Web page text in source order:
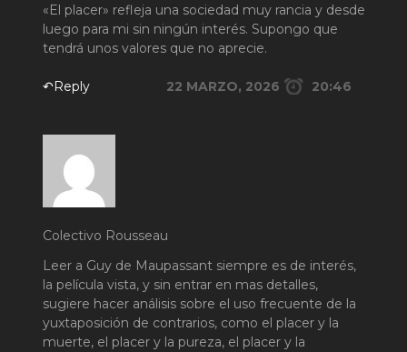
«El placer» refleja una sociedad muy rancia y desde
luego para mi sin ningún interés. Supongo que
tendrá unos valores que no aprecie.
↶Reply 22 MARZO, 2026 20:46
Colectivo Rousseau
Leer a Guy de Maupassant siempre es de interés,
la película vista, y sin entrar en mas detalles,
sugiere hacer análisis sobre el uso frecuente de la
yuxtaposición de contrarios, como el placer y la
muerte, el placer y la pureza, el placer y la